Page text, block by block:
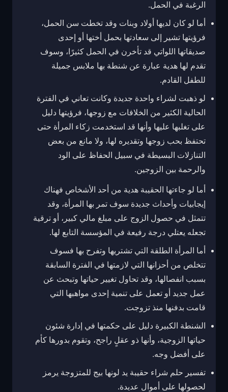
الرغبة في الحمل.
أما لو كان لديها أولاد وبنات وقد تخطت سن الحمل،
فرؤيتها تشير إلى سعادتها بحمل أختها أو إحدى
صديقاتها اللواتي قد تأخرن في الحمل كثيرًا، وسوف
تقدم لها هدية عبارة عن شنطة بها ملابس جميلة
للطفل القادم.
لو ذهبت لشراء واحدة جديدة وكانت تعاني في الفترة
الحالية الكثير من الخلافات مع زوجها، فرؤيتها دليل
على تغلبها عليها وأنها قد استخدمت زكاء المرأة حتى
تحتفظ بحب زوجها وتقديره لها، ولا مانع من بعض
التنازلات البسيطة في سبيل الحفاظ على الود
والرحمة بين الزوجين.
أما لو جاءتها الحقيبة هدية من أحد الأشخاص فهناك
إيجابيات وأحداث جديدة سوف تمر بها المرأة، وقد
تتمثل في حصول الزوج على مبلغ مالي كبير، أو ترقية
تجعله يعتلي درجة رفيعة في المؤسسة التابع لها.
أما المرأة الطلقة التي تشتريها وتفرح بها فسوف
تتخلص من أحزانها التي لازمتها في الفترة السابقة
بسبب انفصالها، وقد تحاول تغيير حياتها وتبحث عن
عمل جديد أو تعمل على تنمية إحدى مواهبها التي
قامت بدفنها منذ تزوجت.
الشنطة الكبيرة دليل على حكمتها في إدارة شئون
حياتها الزوجية، وأنها ذو عقلٍ راجح، وتقوم بدورها كأم
على أفضل وجه.
تفسير حلم شراء حقيبة يد لونها بيج للمتزوجة يرمز
لحصولها على أموال عديدة.